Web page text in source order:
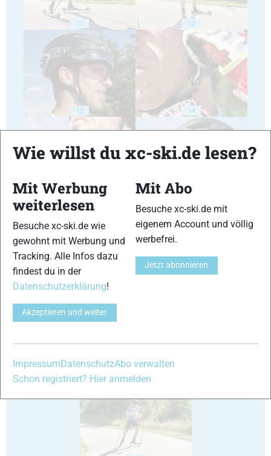
11 12
13 14
17
Wie willst du xc-ski.de lesen?
Mit Werbung
weiterlesen
Besuche xc-ski.de wie
gewohnt mit Werbung und
Tracking. Alle Infos dazu
findest du in der
Datenschutzerklärung!
Akzeptieren und weiter
Mit Abo
Besuche xc-ski.de mit
eigenem Account und völlig
werbefrei.
Jetzt abonnieren
Impressum DatenschutzAbo verwalten
Schon registriert? Hier anmelden